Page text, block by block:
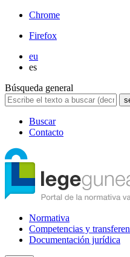
Chrome
Firefox
eu
es
Búsqueda general
Buscar
Contacto
Normativa
Competencias y
Documentación jurídica